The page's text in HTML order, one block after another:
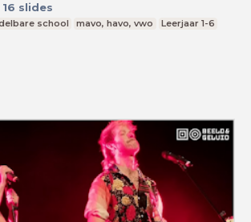
16 slides
school mavo, havo, vwo Leerjaar 1-6